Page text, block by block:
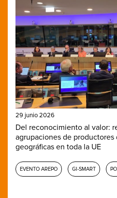
29 junio 2026
Del reconocimiento al valor:
agrupaciones de
geográficas en toda la UE
EVENTO AREPO GI-SMART